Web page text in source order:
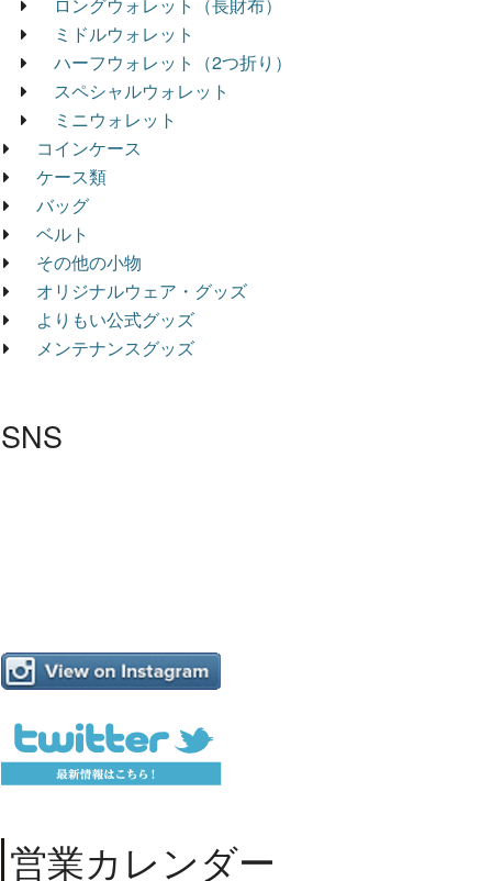
ロングウォレット（長財布）
ミドルウォレット
ハーフウォレット（2つ折り）
スペシャルウォレット
ミニウォレット
コインケース
ケース類
バッグ
ベルト
その他の小物
オリジナルウェア・グッズ
よりもい公式グッズ
メンテナンスグッズ
SNS
営業カレンダー